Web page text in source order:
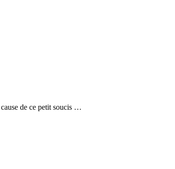
cause de ce petit soucis …